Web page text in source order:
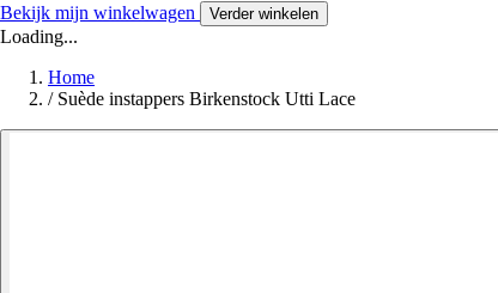
Bekijk mijn winkelwagen Verder winkelen
Loading...
Home
/ Suède instappers Birkenstock Utti Lace